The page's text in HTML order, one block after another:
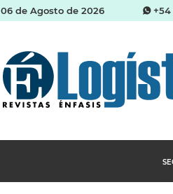
06 de Agosto de 2026 +54